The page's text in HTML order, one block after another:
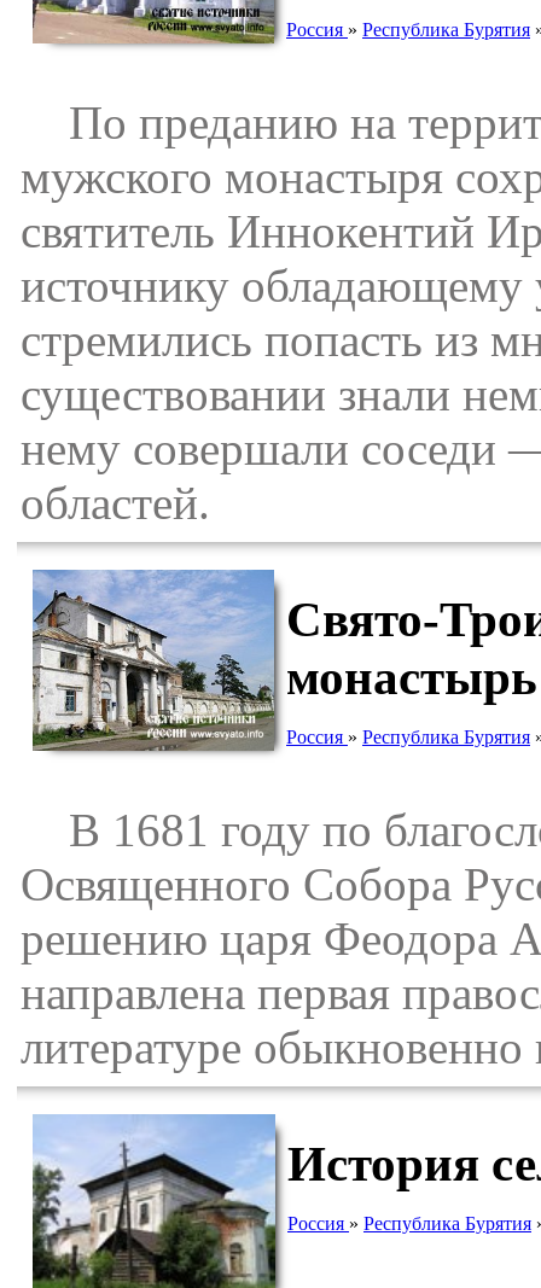
Россия » Республика Бурятия
По преданию на
мужского монастыря
святитель Иннокентий
источнику обладающему
стремились попасть из
существовании знали
нему совершали соседи
областей.
Свято-
монастырь
Россия » Республика Бурятия
В 1681 году по
Освященного Собора
решению царя Феодора
направлена первая
литературе
История
Россия » Республика Бурятия